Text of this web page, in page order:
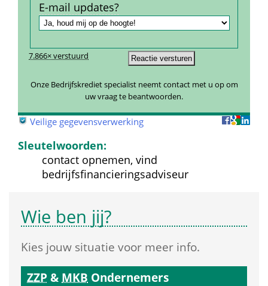
7.866× verstuurd
Onze Bedrijfskrediet specialist neemt contact met u op om
uw vraag te beantwoorden.
E-mail updates?
Veilige gegevensverwerking
Sleutelwoorden:
contact opnemen, vind
bedrijfsfinancieringsadviseur
Wie ben jij?
Kies jouw situatie voor meer info.
ZZP & MKB Ondernemers